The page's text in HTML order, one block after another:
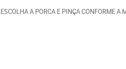
A PORCA E PINÇA CONFORME